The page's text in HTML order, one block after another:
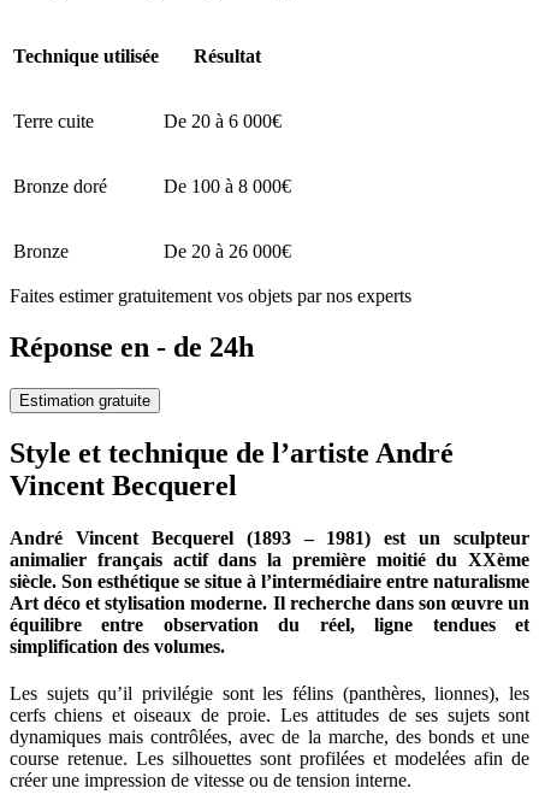
Technique utilisée Résultat
Terre cuite De 20 à 6 000€
Bronze doré De 100 à 8 000€
Bronze De 20 à 26 000€
Faites estimer gratuitement vos objets par nos experts
Réponse en - de 24h
Estimation gratuite
Style et technique de l’artiste André
Vincent Becquerel
André Vincent Becquerel (1893 – 1981) est un sculpteur
animalier français actif dans la première moitié du XXème
siècle. Son esthétique se situe à l’intermédiaire entre naturalisme
Art déco et stylisation moderne. Il recherche dans son œuvre un
équilibre entre observation du réel, ligne tendues et
simplification des volumes.
Les sujets qu’il privilégie sont les félins (panthères, lionnes), les
cerfs chiens et oiseaux de proie. Les attitudes de ses sujets sont
dynamiques mais contrôlées, avec de la marche, des bonds et une
course retenue. Les silhouettes sont profilées et modelées afin de
créer une impression de vitesse ou de tension interne.